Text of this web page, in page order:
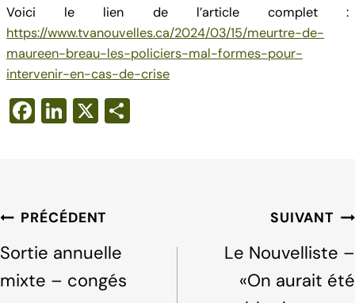
Voici le lien de l’article complet :
https://www.tvanouvelles.ca/2024/03/15/meurtre-de-
maureen-breau-les-policiers-mal-formes-pour-
intervenir-en-cas-de-crise
F
b
o
o
k
Li
dI
X
Navigation
l'article
PRÉCÉDENT
Sortie annuelle
mixte – congés
SUIVANT
Le Nouvelliste –
«On aurait été